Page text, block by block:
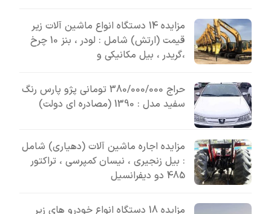
مزایده 14 دستگاه انواع ماشین آلات زیر
قیمت (ارتش) شامل : لودر ، بنز 10 چرخ
،گریدر ، بیل مکانیکی و
حراج 380/000/000 تومانی پژو پارس رنگ
سفید مدل : 1390 (مصادره ای دولت)
مزایده اجاره ماشین آلات (دهیاری) شامل
: بیل زنجیری ، نیسان کمپرسی ، تراکتور
485 دو دیفرانسیل
مزایده 18 دستگاه انواع خودرو های زیر